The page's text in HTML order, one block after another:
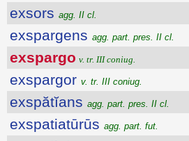
exsors agg. II cl.
exspargens agg. part. pres. II cl.
exspargo v. tr. III coniug.
exspargor v. tr. III coniug.
exspătĭans agg. part. pres. II cl.
exspatiatūrūs agg. part. fut.